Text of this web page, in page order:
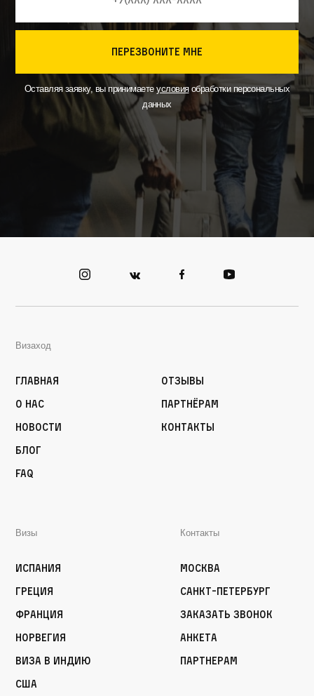
перезвоните мне
Оставляя заявку, вы принимаетеусловияобработки персональных
данных
Визаход
Главная
О нас
Новости
Блог
FAQ
Отзывы
Партнёрам
Контакты
Визы
Испания
Греция
Франция
Норвегия
Виза в Индию
США
Контакты
Москва
Санкт-Петербург
Заказать звонок
Анкета
Партнерам